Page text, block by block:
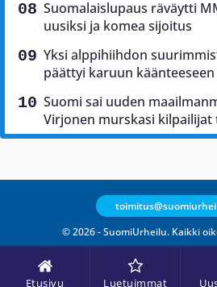
Etusivu Luetuimmat
Suomalaislupaus räväytti
uusiksi ja komea sijoitus
Yksi alppihiihdon
päättyi karuun käänteeseen
Suomi sai uuden
Virjonen murskasi kilpailijat
© 2026 - SuomiUrheilu. Kaikki